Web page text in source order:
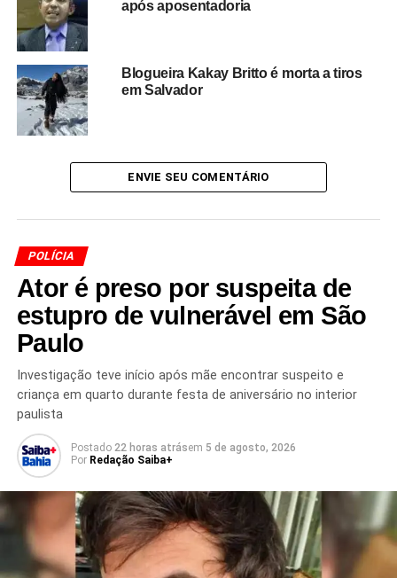
autoridades
para desvendar o desaparecimento e evitar
a sensação de impunidade.
Em resumo, o sequestro de Daniel Araújo Gondim expõe
não apenas a atuação violenta de grupos criminosos
como o Bonde do Maluco, mas também o vácuo de
certezas que assola as famílias e a sociedade. A
investigação em curso define-se como um teste de
eficácia das forças de segurança, da inteligência
solução.
TÓPICOS RELACIONADOS
BDM INVESTIGAÇÃO
BONDE DO MALUCO
COMANDO VERMELHO CV
CRIME ORGANIZADO BAHIA
DANIEL ARAÚJO GONDIM
DESAPARECIMENTO MINEIRO BAHIA
FACÇÕES CRIMINOSAS BAHIA
RESGATE SEQUESTRO BAHIA
SEGURANÇA PÚBLICA ILHA DE ITAPARICA
após aposentadoria
Blogueira Kakay Britto é morta a tiros
em Salvador
ENVIE SEU COMENTÁRIO
POLÍCIA
Ator é preso por suspeita de
estupro de vulnerável em São
Paulo
Investigação teve início após mãe encontrar suspeito e
criança em quarto durante festa de aniversário no interior
paulista
Postado 22 horas atrásem 5 de agosto, 2026
Por Redação Saiba+